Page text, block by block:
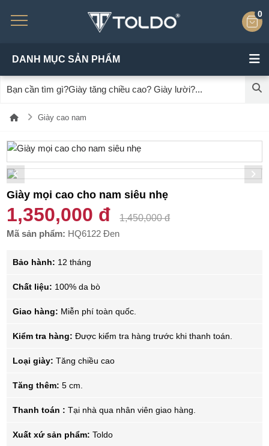
0
DANH MỤC SẢN PHẨM
Giày cao nam
Giày mọi cao cho nam siêu nhẹ
1,350,000 đ
1,450,000 đ
Mã sản phẩm: HQ6122 Đen
Bảo hành: 12 tháng
Chất liệu: 100% da bò
Giao hàng: Miễn phí toàn quốc.
Kiểm tra hàng: Được kiểm tra hàng trước khi thanh toán.
Loại giày: Tăng chiều cao
Tăng thêm: 5 cm.
Thanh toán : Tại nhà qua nhân viên giao hàng.
Xuất xứ sản phẩm: Toldo